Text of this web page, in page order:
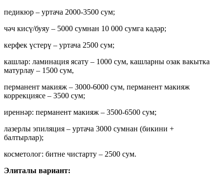
педикюр – уртача 2000-3500 сум;
чәч кисү/буяу – 5000 сумнан 10 000 сумга кадәр;
керфек үстерү – уртача 2500 сум;
кашлар: ламинация ясату – 1000 сум, кашларны озак вакытка
матурлау – 1500 сум,
перманент макияж – 3000-6000 сум, перманент макияж
коррекциясе – 3500 сум;
иреннәр: перманент макияж – 3500-6500 сум;
лазерлы эпиляция – уртача 3000 сумнан (бикини +
балтырлар);
косметолог: битне чистарту – 2500 сум.
Элиталы вариант: